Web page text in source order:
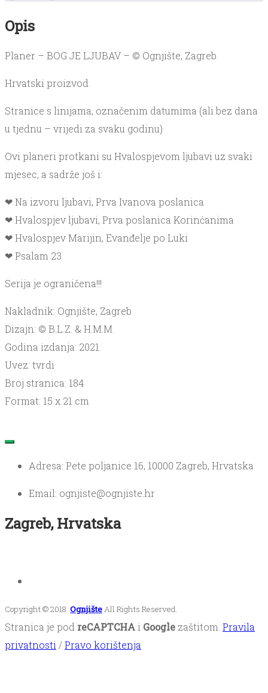
Opis
Planer – BOG JE LJUBAV – © Ognjište, Zagreb
Hrvatski proizvod.
Stranice s linijama, označenim datumima (ali bez dana
u tjednu – vrijedi za svaku godinu)
Ovi planeri protkani su Hvalospjevom ljubavi uz svaki
mjesec, a sadrže još i:
❤ Na izvoru ljubavi, Prva Ivanova poslanica
❤ Hvalospjev ljubavi, Prva poslanica Korinćanima
❤ Hvalospjev Marijin, Evanđelje po Luki
❤ Psalam 23
Serija je ograničena!!!
Nakladnik: Ognjište, Zagreb
Dizajn: © B.L.Z. & H.M.M.
Godina izdanja: 2021.
Uvez: tvrdi
Broj stranica: 184
Format: 15 x 21 cm
Adresa: Pete poljanice 16, 10000 Zagreb, Hrvatska
Email: ognjiste@ognjiste.hr
Zagreb, Hrvatska
Copyright © 2018. OgnjišteAll Rights Reserved.
Stranica je pod reCAPTCHAi Google zaštitom. Pravila
privatnosti /Pravo korištenja